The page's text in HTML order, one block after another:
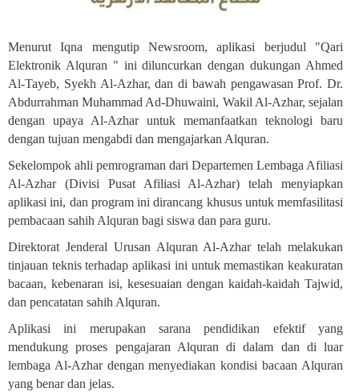
Menurut Iqna mengutip Newsroom, aplikasi berjudul "Qari
Elektronik Alquran " ini diluncurkan dengan dukungan Ahmed
Al-Tayeb, Syekh Al-Azhar, dan di bawah pengawasan Prof. Dr.
Abdurrahman Muhammad Ad-Dhuwaini, Wakil Al-Azhar, sejalan
dengan upaya Al-Azhar untuk memanfaatkan teknologi baru
dengan tujuan mengabdi dan mengajarkan Alquran.
Sekelompok ahli pemrograman dari Departemen Lembaga Afiliasi
Al-Azhar (Divisi Pusat Afiliasi Al-Azhar) telah menyiapkan
aplikasi ini, dan program ini dirancang khusus untuk memfasilitasi
pembacaan sahih Alquran bagi siswa dan para guru.
Direktorat Jenderal Urusan Alquran Al-Azhar telah melakukan
tinjauan teknis terhadap aplikasi ini untuk memastikan keakuratan
bacaan, kebenaran isi, kesesuaian dengan kaidah-kaidah Tajwid,
dan pencatatan sahih Alquran.
Aplikasi ini merupakan sarana pendidikan efektif yang
mendukung proses pengajaran Alquran di dalam dan di luar
lembaga Al-Azhar dengan menyediakan kondisi bacaan Alquran
yang benar dan jelas.